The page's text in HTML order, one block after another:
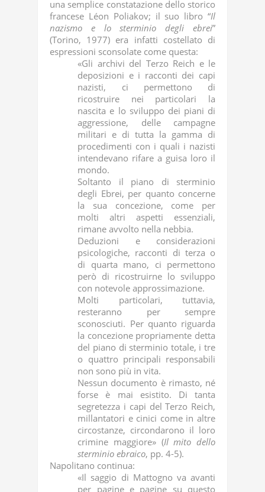
una semplice constatazione dello storico
francese Léon Poliakov; il suo libro “Il
nazismo e lo sterminio degli ebrei”
(Torino, 1977) era infatti costellato di
espressioni sconsolate come questa:
«Gli archivi del Terzo Reich e le
deposizioni e i racconti dei capi
nazisti, ci permettono di
ricostruire nei particolari la
nascita e lo sviluppo dei piani di
aggressione, delle campagne
militari e di tutta la gamma di
procedimenti con i quali i nazisti
intendevano rifare a guisa loro il
mondo.
Soltanto il piano di sterminio
degli Ebrei, per quanto concerne
la sua concezione, come per
molti altri aspetti essenziali,
rimane avvolto nella nebbia.
Deduzioni e considerazioni
psicologiche, racconti di terza o
di quarta mano, ci permettono
però di ricostruirne lo sviluppo
con notevole approssimazione.
Molti particolari, tuttavia,
resteranno per sempre
sconosciuti. Per quanto riguarda
la concezione propriamente detta
del piano di sterminio totale, i tre
o quattro principali responsabili
non sono più in vita.
Nessun documento è rimasto, né
forse è mai esistito. Di tanta
segretezza i capi del Terzo Reich,
millantatori e cinici come in altre
circostanze, circondarono il loro
crimine maggiore» (Il mito dello
sterminio ebraico, pp. 4-5).
Napolitano continua:
«Il saggio di Mattogno va avanti
per pagine e pagine su questo